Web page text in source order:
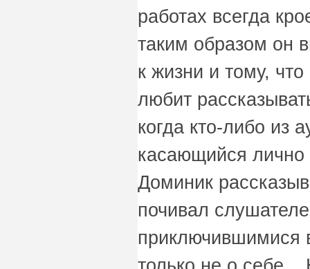
работах всегда
таким образом он
к жизни и тому,
любит
когда кто-либо из
касающийся лично
Доминик
почивал
приключившимися